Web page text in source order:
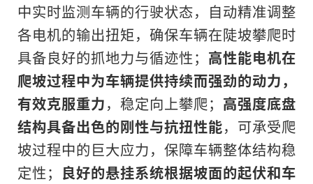
中实时监测车辆的行驶状态，自动精准调整
各电机的输出扭矩，确保车辆在陡坡攀爬时
具备良好的抓地力与循迹性； 高性能电机在
爬坡过程中为车辆提供持续而强劲的动力，
有效克服重力，稳定向上攀爬； 高强度底盘
结构具备出色的刚性与抗扭性能，可承受爬
坡过程中的巨大应力，保障车辆整体结构稳
定性； 良好的悬挂系统根据坡面的起伏和车